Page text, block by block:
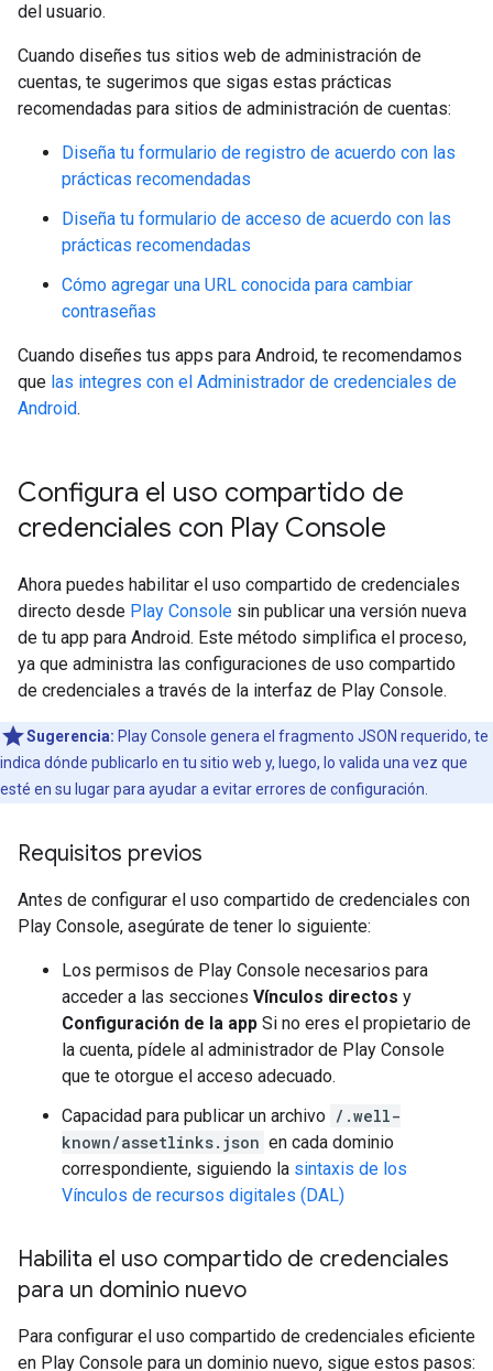
del usuario.
Cuando diseñes tus sitios web de administración de
cuentas, te sugerimos que sigas estas prácticas
recomendadas para sitios de administración de cuentas:
Diseña tu formulario de registro de acuerdo con las
prácticas recomendadas
Diseña tu formulario de acceso de acuerdo con las
prácticas recomendadas
Cómo agregar una URL conocida para cambiar
contraseñas
Cuando diseñes tus apps para Android, te recomendamos
que las integres con el Administrador de credenciales de
Android.
Configura el uso compartido de
credenciales con Play Console
Ahora puedes habilitar el uso compartido de credenciales
directo desde Play Console sin publicar una versión nueva
de tu app para Android. Este método simplifica el proceso,
ya que administra las configuraciones de uso compartido
de credenciales a través de la interfaz de Play Console.
Sugerencia: Play Console genera el fragmento JSON requerido, te
indica dónde publicarlo en tu sitio web y, luego, lo valida una vez que
esté en su lugar para ayudar a evitar errores de configuración.
Requisitos previos
Antes de configurar el uso compartido de credenciales con
Play Console, asegúrate de tener lo siguiente:
Los permisos de Play Console necesarios para
acceder a las secciones Vínculos directos y
Configuración de la app Si no eres el propietario de
la cuenta, pídele al administrador de Play Console
que te otorgue el acceso adecuado.
Capacidad para publicar un archivo /.well-
known/assetlinks.json en cada dominio
correspondiente, siguiendo la sintaxis de los
Vínculos de recursos digitales (DAL)
Habilita el uso compartido de credenciales
para un dominio nuevo
Para configurar el uso compartido de credenciales eficiente
en Play Console para un dominio nuevo, sigue estos pasos: